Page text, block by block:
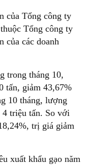
của Tổng công ty
Tổng công ty
của các doanh
trong tháng 10,
tấn, giảm 43,67%
10 tháng, lượng
4 triệu tấn. So với
trị giá giảm
xuất khẩu gạo năm